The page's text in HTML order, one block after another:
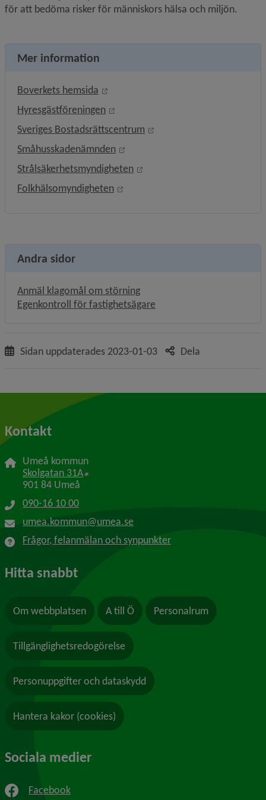
för att bedöma risker för människors hälsa och miljön.
Mer information
Boverkets hemsida
Länk till annan webbplats, öppnas i
Hyresgästföreningen
Länk till annan webbplats, öppnas
Sveriges Bostadsrättscentrum
Länk till annan
Småhusskadenämnden
Länk till annan webbplats,
Strålsäkerhetsmyndigheten
Länk till annan webbplats,
Folkhälsomyndigheten
Länk till annan webbplats,
Andra sidor
Anmäl klagomål om störning
Egenkontroll för fastighetsägare
Sidan uppdaterades 2023-01-03 Dela
Kontakt
Umeå kommun
Skolgatan 31A Länk till annan webbplats, öppnas i nytt
901 84 Umeå
090-16 10 00
umea.kommun@umea.se
Frågor, felanmälan och synpunkter
Hitta snabbt
Om webbplatsen A till Ö Personalrum
Tillgänglighetsredogörelse
Personuppgifter och dataskydd
Hantera kakor (cookies)
Sociala medier
Facebook